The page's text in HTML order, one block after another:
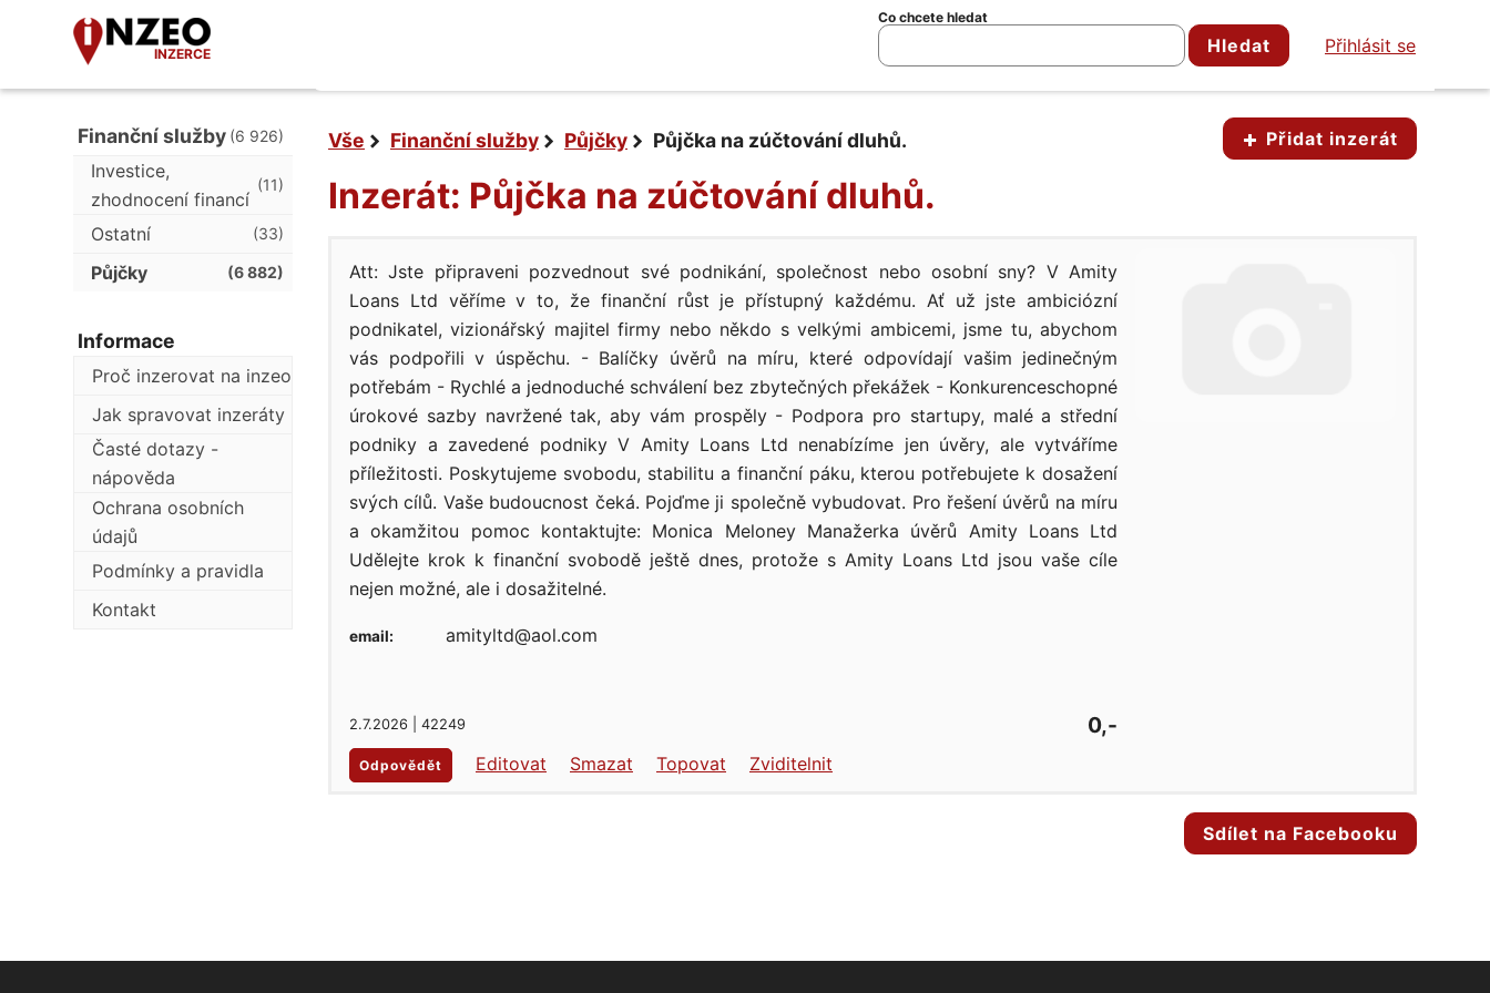
INZERCE
Co chcete hledat
Hledat Přihlásit se
Přidat inzerát
Vše Finanční služby Půjčky Půjčka na zúčtování dluhů.
Inzerát: Půjčka na zúčtování dluhů.
Att: Jste připraveni pozvednout své podnikání, společnost nebo osobní sny? V Amity
Loans Ltd věříme v to, že finanční růst je přístupný každému. Ať už jste ambiciózní
podnikatel, vizionářský majitel firmy nebo někdo s velkými ambicemi, jsme tu, abychom
vás podpořili v úspěchu. - Balíčky úvěrů na míru, které odpovídají vašim jedinečným
potřebám - Rychlé a jednoduché schválení bez zbytečných překážek - Konkurenceschopné
úrokové sazby navržené tak, aby vám prospěly - Podpora pro startupy, malé a střední
podniky a zavedené podniky V Amity Loans Ltd nenabízíme jen úvěry, ale vytváříme
příležitosti. Poskytujeme svobodu, stabilitu a finanční páku, kterou potřebujete k dosažení
svých cílů. Vaše budoucnost čeká. Pojďme ji společně vybudovat. Pro řešení úvěrů na míru
a okamžitou pomoc kontaktujte: Monica Meloney Manažerka úvěrů Amity Loans Ltd
Udělejte krok k finanční svobodě ještě dnes, protože s Amity Loans Ltd jsou vaše cíle
nejen možné, ale i dosažitelné.
2.7.2026 | 42249 0,-
email: amityltd@aol.com
Odpovědět Editovat Smazat Topovat Zviditelnit
Sdílet na Facebooku
Finanční služby (6 926)
Investice,
zhodnocení financí
(11)
Ostatní (33)
Půjčky (6 882)
Informace
Proč inzerovat na inzeo
Jak spravovat inzeráty
Časté dotazy -
nápověda
Ochrana osobních
údajů
Podmínky a pravidla
Kontakt